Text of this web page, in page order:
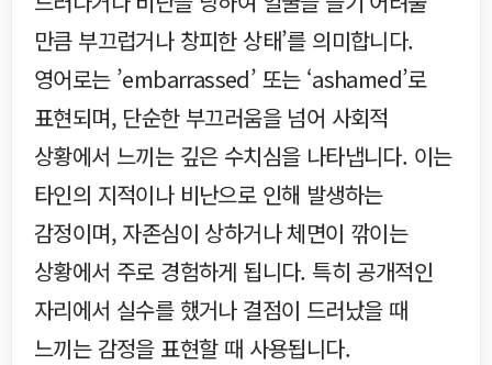
만큼 부끄럽거나 창피한 상태’를 의미합니다.
영어로는 ’embarrassed’ 또는 ‘ashamed’로
표현되며, 단순한 부끄러움을 넘어 사회적
상황에서 느끼는 깊은 수치심을 나타냅니다. 이는
타인의 지적이나 비난으로 인해 발생하는
감정이며, 자존심이 상하거나 체면이 깎이는
상황에서 주로 경험하게 됩니다. 특히 공개적인
자리에서 실수를 했거나 결점이 드러났을 때
느끼는 감정을 표현할 때 사용됩니다.